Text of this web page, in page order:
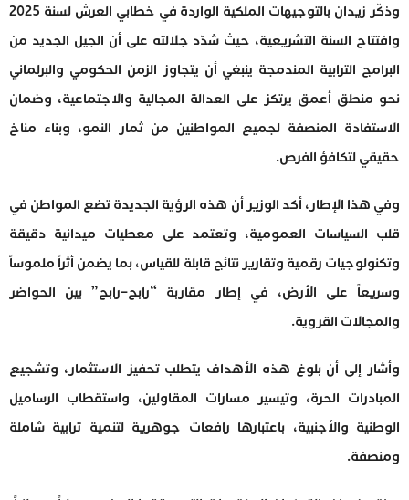
وذكّر زيدان بالتوجيهات الملكية الواردة في خطابي العرش لسنة 2025
وافتتاح السنة التشريعية، حيث شدّد جلالته على أن الجيل الجديد من
البرامج الترابية المندمجة ينبغي أن يتجاوز الزمن الحكومي والبرلماني
نحو منطق أعمق يرتكز على العدالة المجالية والاجتماعية، وضمان
الاستفادة المنصفة لجميع المواطنين من ثمار النمو، وبناء مناخ
حقيقي لتكافؤ الفرص.
وفي هذا الإطار، أكد الوزير أن هذه الرؤية الجديدة تضع المواطن في
قلب السياسات العمومية، وتعتمد على معطيات ميدانية دقيقة
وتكنولوجيات رقمية وتقارير نتائج قابلة للقياس، بما يضمن أثراً ملموساً
وسريعاً على الأرض، في إطار مقاربة “رابح–رابح” بين الحواضر
والمجالات القروية.
وأشار إلى أن بلوغ هذه الأهداف يتطلب تحفيز الاستثمار، وتشجيع
المبادرات الحرة، وتيسير مسارات المقاولين، واستقطاب الرساميل
الوطنية والأجنبية، باعتبارها رافعات جوهرية لتنمية ترابية شاملة
ومنصفة.